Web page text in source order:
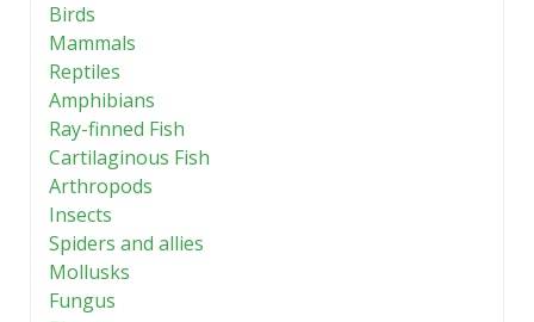
Birds
Mammals
Reptiles
Amphibians
Ray-finned Fish
Cartilaginous Fish
Arthropods
Insects
Spiders and allies
Mollusks
Fungus